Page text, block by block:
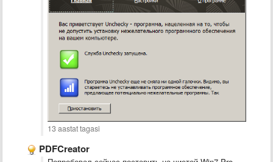
13 aastat tagasi
PDFCreator